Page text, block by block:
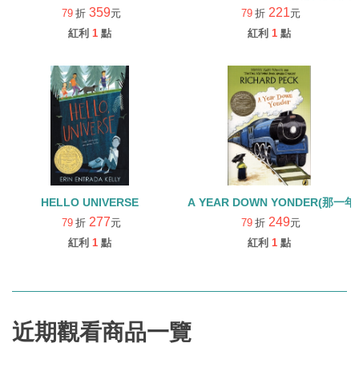
79 折 359元
紅利 1 點
79 折 221元
紅利 1 點
HELLO UNIVERSE
79 折 277元
紅利 1 點
A YEAR DOWN YONDER(那一年
79 折 249元
紅利 1 點
近期觀看商品一覽